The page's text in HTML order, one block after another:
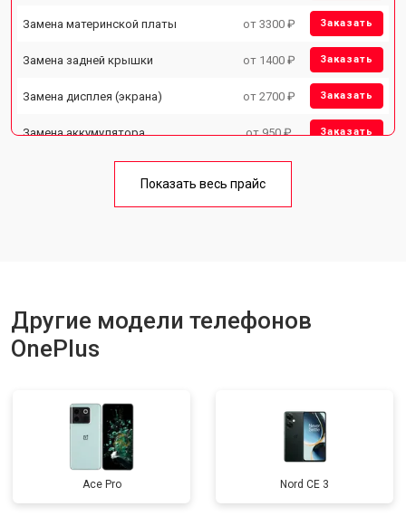
Замена материнской платы от 3300 ₽ Заказать
Замена задней крышки от 1400 ₽ Заказать
Замена дисплея (экрана) от 2700 ₽ Заказать
Замена аккумулятора от 950 ₽ Заказать
Ремонт цепи питания от 3200 ₽
Показать весь прайс
Другие модели телефонов
OnePlus
Ace Pro Nord CE 3